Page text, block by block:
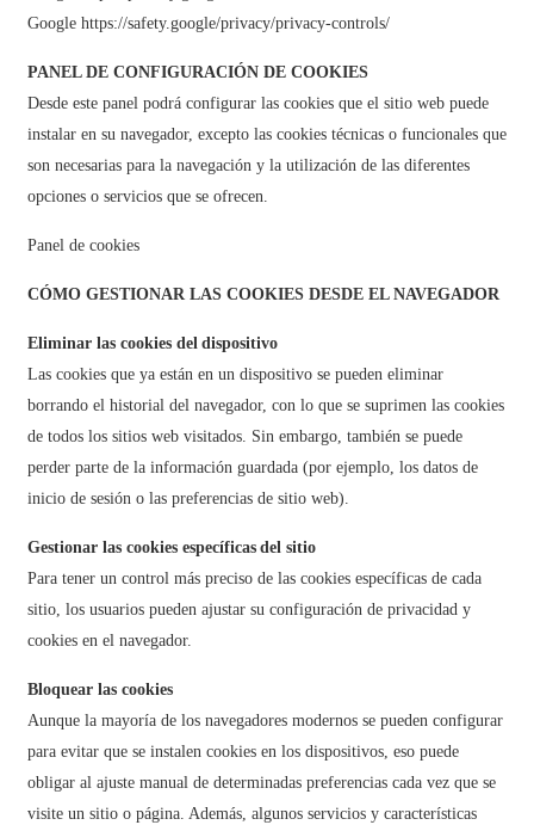
Google https://safety.google/privacy/privacy-controls/
PANEL DE CONFIGURACIÓN DE COOKIES
Desde este panel podrá configurar las cookies que el sitio web puede
instalar en su navegador, excepto las cookies técnicas o funcionales que
son necesarias para la navegación y la utilización de las diferentes
opciones o servicios que se ofrecen.
Panel de cookies
CÓMO GESTIONAR LAS COOKIES DESDE EL NAVEGADOR
Eliminar las cookies del dispositivo
Las cookies que ya están en un dispositivo se pueden eliminar
borrando el historial del navegador, con lo que se suprimen las cookies
de todos los sitios web visitados. Sin embargo, también se puede
perder parte de la información guardada (por ejemplo, los datos de
inicio de sesión o las preferencias de sitio web).
Gestionar las cookies específicas del sitio
Para tener un control más preciso de las cookies específicas de cada
sitio, los usuarios pueden ajustar su configuración de privacidad y
cookies en el navegador.
Bloquear las cookies
Aunque la mayoría de los navegadores modernos se pueden configurar
para evitar que se instalen cookies en los dispositivos, eso puede
obligar al ajuste manual de determinadas preferencias cada vez que se
visite un sitio o página. Además, algunos servicios y características